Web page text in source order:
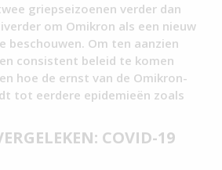
griepseizoenen verder dan
om Omikron als een nieuw
beschouwen. Om ten aanzien
consistent beleid te komen
hoe de ernst van de Omikron-
tot eerdere epidemieën zoals
COVID-19